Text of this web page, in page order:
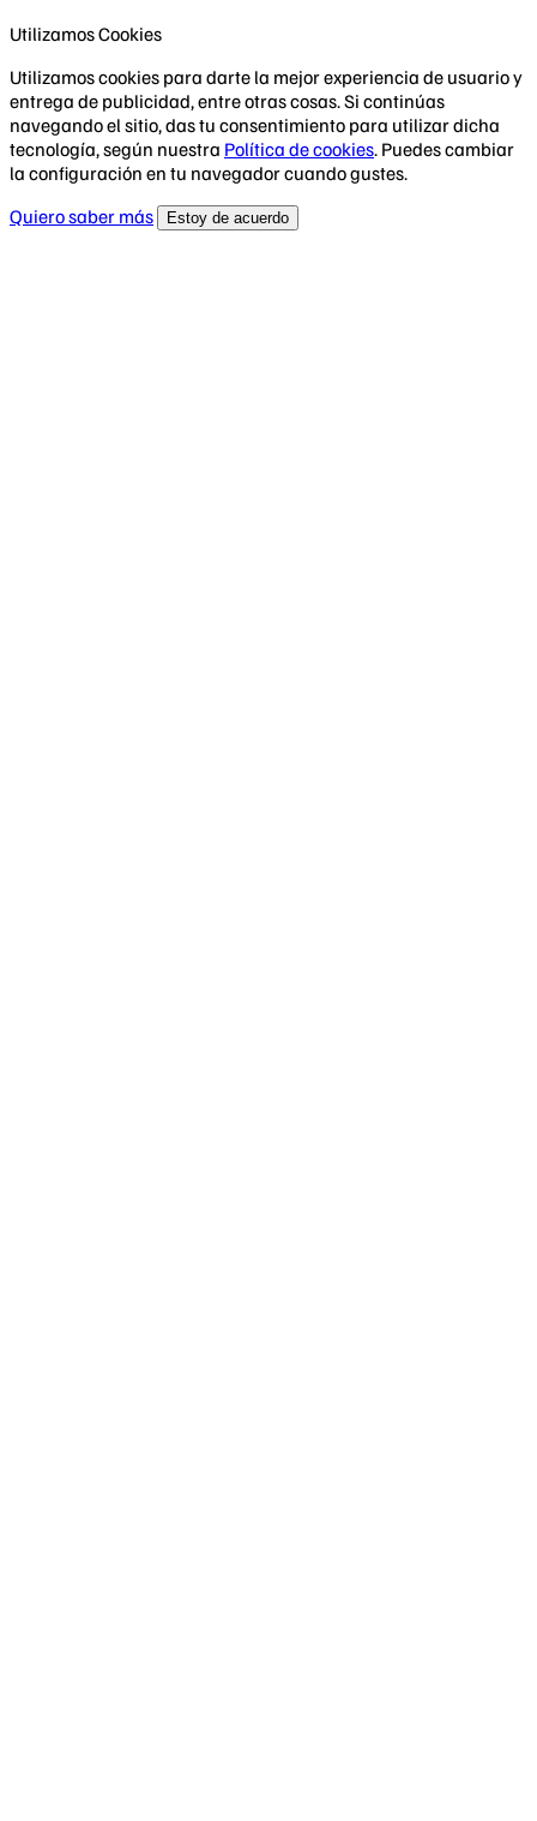
Utilizamos Cookies
Utilizamos cookies para darte la mejor experiencia de usuario y
entrega de publicidad, entre otras cosas. Si continúas
navegando el sitio, das tu consentimiento para utilizar dicha
tecnología, según nuestra Política de cookies. Puedes cambiar
la configuración en tu navegador cuando gustes.
Quiero saber más
Estoy de acuerdo